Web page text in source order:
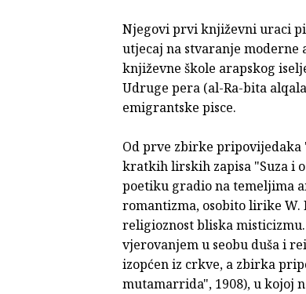
Njegovi prvi književni uraci
utjecaj na stvaranje
književne škole arapskog
Udruge pera (al-Ra-bita
emigrantske pisce.
Od prve zbirke pripovijedaka
kratkih lirskih zapisa "Suza i
poetiku gradio na temeljima
romantizma, osobito lirike W.
religioznost bliska
vjerovanjem u seobu duša i
izopćen iz crkve, a zbirka
mutamarrida", 1908), u kojoj